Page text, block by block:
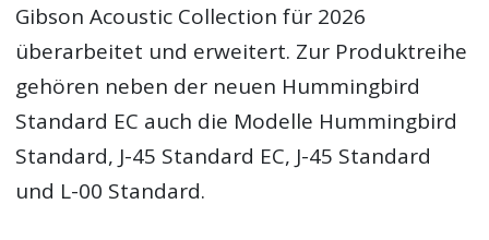
Gibson Acoustic Collection für 2026
überarbeitet und erweitert. Zur Produktreihe
gehören neben der neuen Hummingbird
Standard EC auch die Modelle Hummingbird
Standard, J-45 Standard EC, J-45 Standard
und L-00 Standard.